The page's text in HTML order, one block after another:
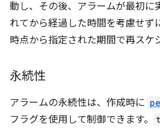
動し、その後、アラームが最初に
れてから経過した時間を考慮せず
時点から指定された期間で再スケ
永続性
アラームの永続性は、作成時に
フラグを使用して制御できます。